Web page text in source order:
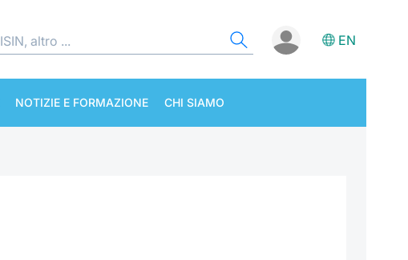
EN
NOTIZIE E FORMAZIONE CHI SIAMO